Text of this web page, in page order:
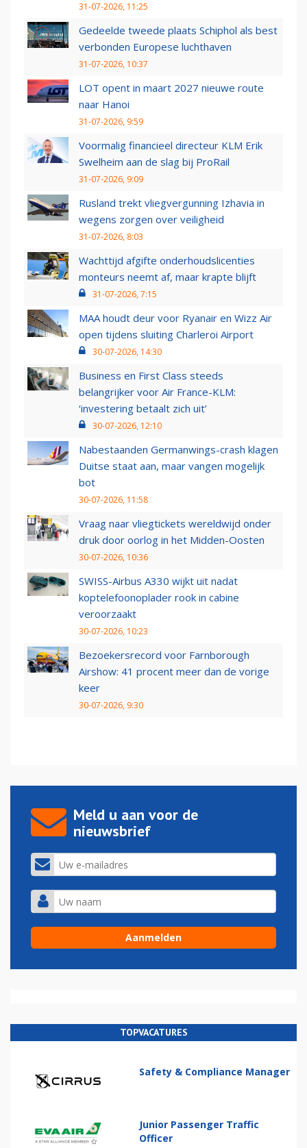
31-07-2026, 11:25
Gedeelde tweede plaats Schiphol als best
verbonden Europese luchthaven
31-07-2026, 10:37
LOT opent in maart 2027 nieuwe route
naar Hanoi
31-07-2026, 9:59
Voormalig financieel directeur KLM Erik
Swelheim aan de slag bij ProRail
31-07-2026, 9:09
Rusland trekt vliegvergunning Izhavia in
wegens zorgen over veiligheid
31-07-2026, 8:03
Wachttijd afgifte onderhoudslicenties
monteurs neemt af, maar krapte blijft
31-07-2026, 7:15
MAA houdt deur voor Ryanair en Wizz Air
open tijdens sluiting Charleroi Airport
30-07-2026, 14:30
Business en First Class steeds
belangrijker voor Air France-KLM:
‘investering betaalt zich uit’
30-07-2026, 12:10
Nabestaanden Germanwings-crash klagen
Duitse staat aan, maar vangen mogelijk
bot
30-07-2026, 11:58
Vraag naar vliegtickets wereldwijd onder
druk door oorlog in het Midden-Oosten
30-07-2026, 10:36
SWISS-Airbus A330 wijkt uit nadat
koptelefoonoplader rook in cabine
veroorzaakt
30-07-2026, 10:23
Bezoekersrecord voor Farnborough
Airshow: 41 procent meer dan de vorige
keer
30-07-2026, 9:30
Meld u aan voor de
nieuwsbrief
TOPVACATURES
Safety & Compliance Manager
Junior Passenger Traffic
Officer